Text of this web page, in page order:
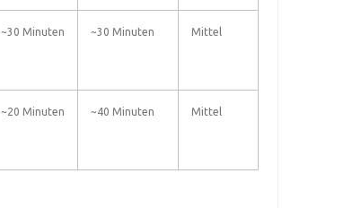
~30 Minuten ~30 Minuten Mittel
~20 Minuten ~40 Minuten Mittel